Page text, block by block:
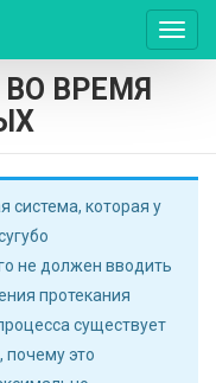
ВРЕМЯ
система, которая у
не должен вводить
протекания
существует
почему это